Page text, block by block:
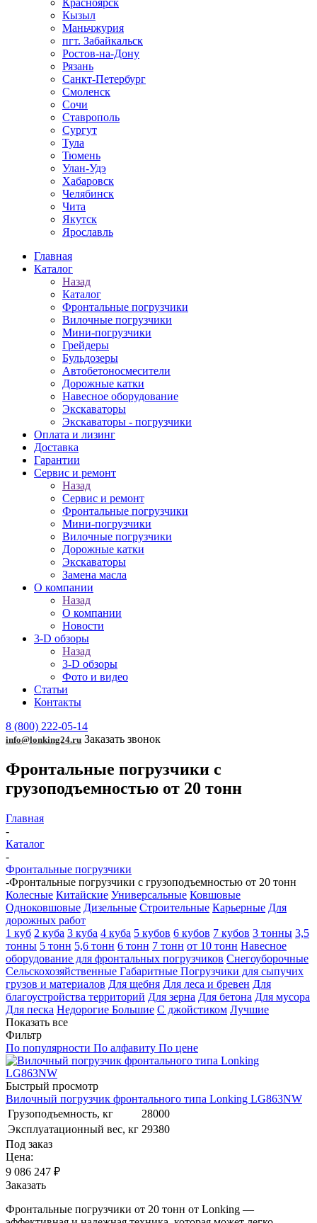
Красноярск
Кызыл
Маньчжурия
пгт. Забайкальск
Ростов-на-Дону
Рязань
Санкт-Петербург
Смоленск
Сочи
Ставрополь
Сургут
Тула
Тюмень
Улан-Удэ
Хабаровск
Челябинск
Чита
Якутск
Ярославль
Главная
Каталог
Назад
Каталог
Фронтальные погрузчики
Вилочные погрузчики
Мини-погрузчики
Грейдеры
Бульдозеры
Автобетоносмесители
Дорожные катки
Навесное оборудование
Экскаваторы
Экскаваторы - погрузчики
Оплата и лизинг
Доставка
Гарантии
Сервис и ремонт
Назад
Сервис и ремонт
Фронтальные погрузчики
Мини-погрузчики
Вилочные погрузчики
Дорожные катки
Экскаваторы
Замена масла
О компании
Назад
О компании
Новости
3-D обзоры
Назад
3-D обзоры
Фото и видео
Статьи
Контакты
8 (800) 222-05-14
info@lonking24.ru Заказать звонок
Фронтальные погрузчики с
грузоподъемностью от 20 тонн
Главная
-
Каталог
-
Фронтальные погрузчики
-Фронтальные погрузчики с грузоподъемностью от 20 тонн
Колесные Китайские Универсальные Ковшовые
Одноковшовые Дизельные Строительные Карьерные Для
дорожных работ
1 куб 2 куба 3 куба 4 куба 5 кубов 6 кубов 7 кубов 3 тонны 3,5
тонны 5 тонн 5,6 тонн 6 тонн 7 тонн от 10 тонн Навесное
оборудование для фронтальных погрузчиков Снегоуборочные
Сельскохозяйственные Габаритные Погрузчики для сыпучих
грузов и материалов Для щебня Для леса и бревен Для
благоустройства территорий Для зерна Для бетона Для мусора
Для песка Недорогие Большие С джойстиком Лучшие
Показать все
Фильтр
По популярности По алфавиту По цене
Быстрый просмотр
Вилочный погрузчик фронтального типа Lonking LG863NW
Грузоподъемность, кг
28000
Эксплуатационный вес, кг 29380
Под заказ
Цена:
9 086 247 ₽
Заказать
Фронтальные погрузчики от 20 тонн от Lonking —